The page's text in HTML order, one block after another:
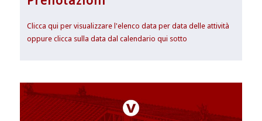
Clicca qui per visualizzare l'elenco data per data delle attività
oppure clicca sulla data dal calendario qui sotto